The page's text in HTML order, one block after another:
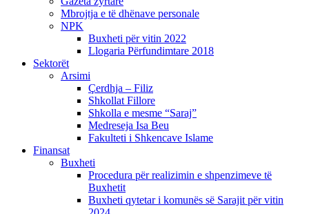
Mbrojtja e të dhënave personale
NPK
Buxheti për vitin 2022
Llogaria Përfundimtare 2018
Sektorët
Arsimi
Çerdhja – Filiz
Shkollat Fillore
Shkolla e mesme “Saraj”
Medreseja Isa Beu
Fakulteti i Shkencave Islame
Finansat
Buxheti
Procedura për realizimin e shpenzimeve të
Buxhetit
Buxheti qytetar i komunës së Sarajit për vitin